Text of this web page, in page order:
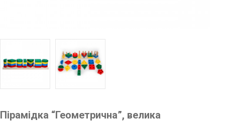
Пірамідка “Геометрична”, велика